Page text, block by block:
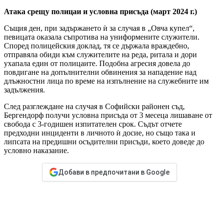
Атака срещу полицаи и условна присъда (март 2024 г.)
Същия ден, при задържането ѝ за случая в „Овча купел“,
певицата оказала съпротива на униформените служители.
Според полицейския доклад, тя се държала враждебно,
отправяла обиди към служителите на реда, ритала и дори
ухапала един от полицаите. Подобна агресия довела до
повдигане на допълнителни обвинения за нападение над
длъжностни лица по време на изпълнение на служебните им
задължения.
След разглеждане на случая в Софийски районен съд,
Бергендорф получи условна присъда от 3 месеца лишаване от
свобода с 3-годишен изпитателен срок. Съдът отчете
предходни инциденти в личното ѝ досие, но също така и
липсата на предишни осъдителни присъди, което доведе до
условно наказание.
Добави в предпочитани в Google